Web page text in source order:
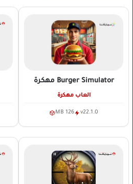
Burger Simulator مهكرة
العاب مهكرة
v22.1.0
126 MB